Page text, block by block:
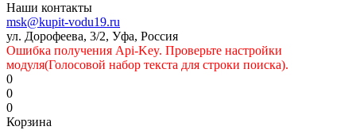
Наши контакты
msk@kupit-vodu19.ru
ул. Дорофеева, 3/2, Уфа, Россия
Ошибка получения Api-Key. Проверьте настройки
модуля(Голосовой набор текста для строки поиска).
0
0
0
Корзина